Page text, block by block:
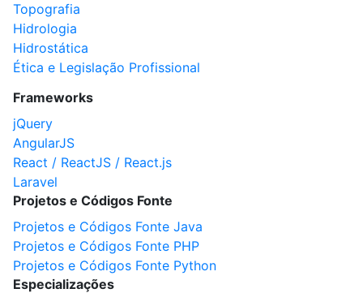
Topografia
Hidrologia
Hidrostática
Ética e Legislação Profissional
Frameworks
jQuery
AngularJS
React / ReactJS / React.js
Laravel
Projetos e Códigos Fonte
Projetos e Códigos Fonte Java
Projetos e Códigos Fonte PHP
Projetos e Códigos Fonte Python
Especializações